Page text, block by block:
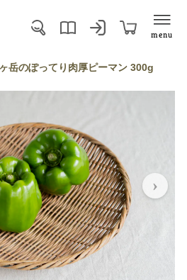
menu
岳のぽってり肉厚ピーマン 300g